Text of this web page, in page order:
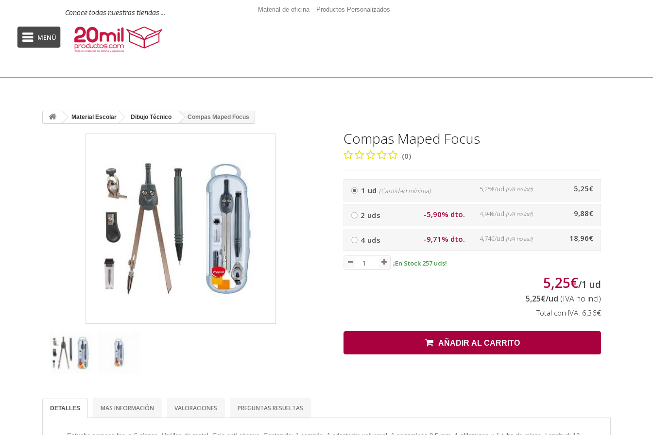
Conoce todas nuestras tiendas ... Material de oficina Productos Personalizados
MENÚ
Material Escolar Dibujo Técnico Compas Maped Focus
Compas Maped Focus
(0)
1 ud (Cantidad mínima) 5,25€
5,25€/ud (IVA no incl)
2 uds -5,90% dto. 9,88€
4,94€/ud (IVA no incl)
4 uds -9,71% dto. 18,96€
4,74€/ud (IVA no incl)
¡En Stock 257 uds!
5,25€/1 ud
5,25€/ud (IVA no incl)
Total con IVA: 6,36€
AÑADIR AL CARRITO
DETALLES MAS INFORMACIÓN VALORACIONES PREGUNTAS RESUELTAS